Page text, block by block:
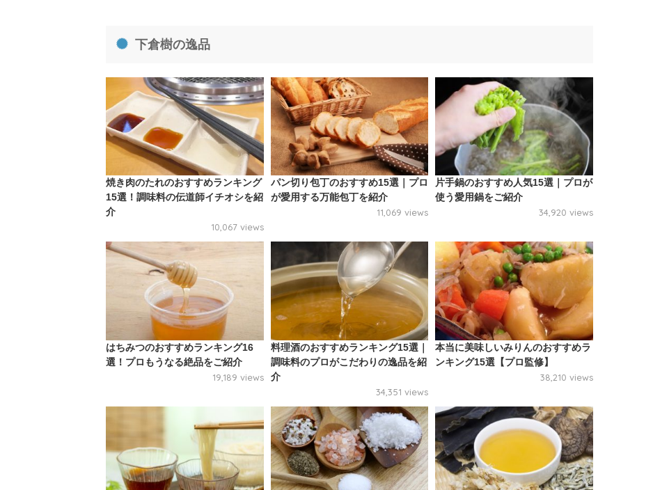
下倉樹の逸品
焼き肉のたれのおすすめランキング
15選！調味料の伝道師イチオシを紹
介
10,067 views
パン切り包丁のおすすめ15選｜プロ
が愛用する万能包丁を紹介
11,069 views
片手鍋のおすすめ人気15選｜プロが
使う愛用鍋をご紹介
34,920 views
はちみつのおすすめランキング16
選！プロもうなる絶品をご紹介
19,189 views
料理酒のおすすめランキング15選｜
調味料のプロがこだわりの逸品を紹
介
34,351 views
本当に美味しいみりんのおすすめラ
ンキング15選【プロ監修】
38,210 views